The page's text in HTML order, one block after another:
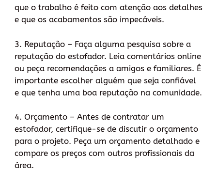
que o trabalho é feito com atenção aos detalhes
e que os acabamentos são impecáveis.
3. Reputação – Faça alguma pesquisa sobre a
reputação do estofador. Leia comentários online
ou peça recomendações a amigos e familiares. É
importante escolher alguém que seja confiável
e que tenha uma boa reputação na comunidade.
4. Orçamento – Antes de contratar um
estofador, certifique-se de discutir o orçamento
para o projeto. Peça um orçamento detalhado e
compare os preços com outros profissionais da
área.